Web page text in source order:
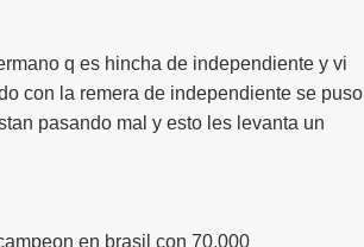
q es hincha de independiente y vi
con la remera de independiente se puso
pasando mal y esto les levanta un
en brasil con 70.000